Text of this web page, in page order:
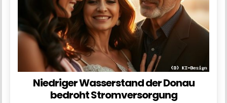
Niedriger Wasserstand der Donau
bedroht Stromversorgung